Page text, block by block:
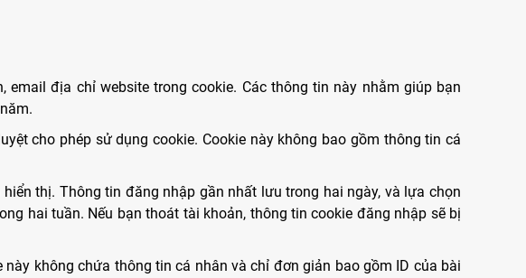
địa chỉ website trong cookie. Các thông tin này nhằm giúp bạn
cho phép sử dụng cookie. Cookie này không bao gồm thông tin cá
thị. Thông tin đăng nhập gần nhất lưu trong hai ngày, và lựa chọn
hai tuần. Nếu bạn thoát tài khoản, thông tin cookie đăng nhập sẽ bị
không chứa thông tin cá nhân và chỉ đơn giản bao gồm ID của bài